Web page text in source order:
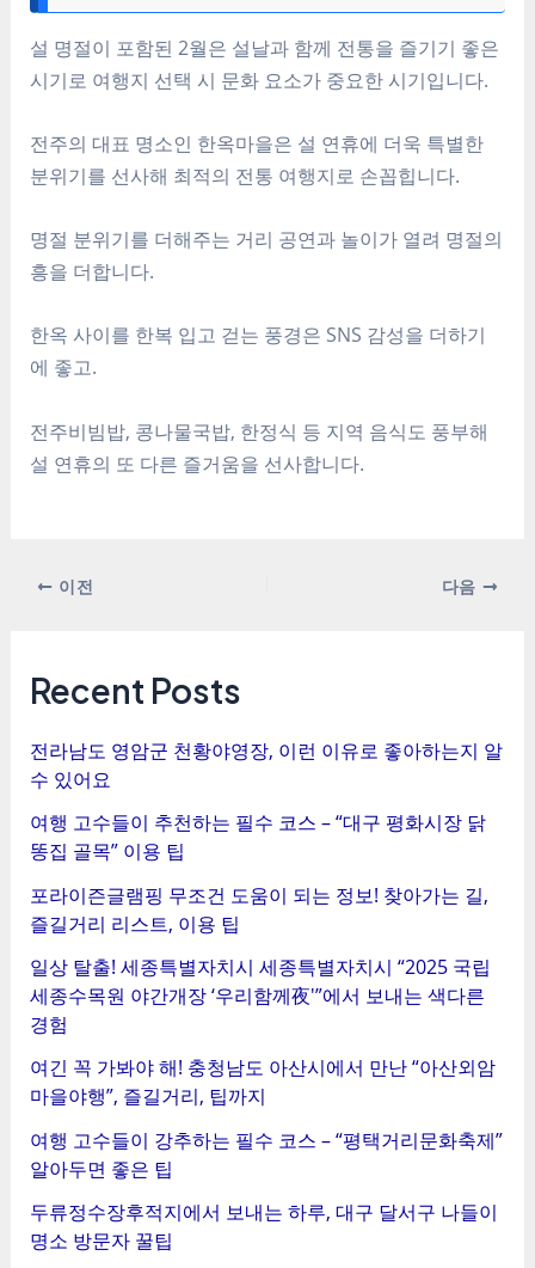
설 명절이 포함된 2월은 설날과 함께 전통을 즐기기 좋은
시기로 여행지 선택 시 문화 요소가 중요한 시기입니다.
전주의 대표 명소인 한옥마을은 설 연휴에 더욱 특별한
분위기를 선사해 최적의 전통 여행지로 손꼽힙니다.
명절 분위기를 더해주는 거리 공연과 놀이가 열려 명절의
흥을 더합니다.
한옥 사이를 한복 입고 걷는 풍경은 SNS 감성을 더하기
에 좋고.
전주비빔밥, 콩나물국밥, 한정식 등 지역 음식도 풍부해
설 연휴의 또 다른 즐거움을 선사합니다.
이전 다음
Recent Posts
전라남도 영암군 천황야영장, 이런 이유로 좋아하는지 알
수 있어요
여행 고수들이 추천하는 필수 코스 – “대구 평화시장 닭
똥집 골목” 이용 팁
포라이즌글램핑 무조건 도움이 되는 정보! 찾아가는 길,
즐길거리 리스트, 이용 팁
일상 탈출! 세종특별자치시 세종특별자치시 “2025 국립
세종수목원 야간개장 ‘우리함께夜'”에서 보내는 색다른
경험
여긴 꼭 가봐야 해! 충청남도 아산시에서 만난 “아산외암
마을야행”, 즐길거리, 팁까지
여행 고수들이 강추하는 필수 코스 – “평택거리문화축제”
알아두면 좋은 팁
두류정수장후적지에서 보내는 하루, 대구 달서구 나들이
명소 방문자 꿀팁